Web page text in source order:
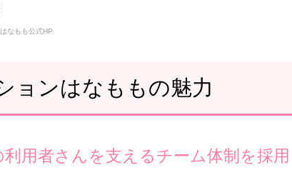
なもも公式HP
ョンはなももの魅力
用者さんを支えるチーム体制を採用